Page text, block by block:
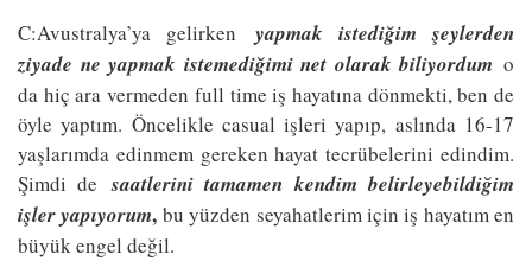
C:Avustralya’ya gelirken yapmak istediğim şeylerden
ziyade ne yapmak istemediğimi net olarak biliyordum o
da hiç ara vermeden full time iş hayatına dönmekti, ben de
öyle yaptım. Öncelikle casual işleri yapıp, aslında 16-17
yaşlarımda edinmem gereken hayat tecrübelerini edindim.
Şimdi desaatlerini tamamen kendim belirleyebildiğim
işler yapıyorum, bu yüzden seyahatlerim için iş hayatım en
büyük engel değil.